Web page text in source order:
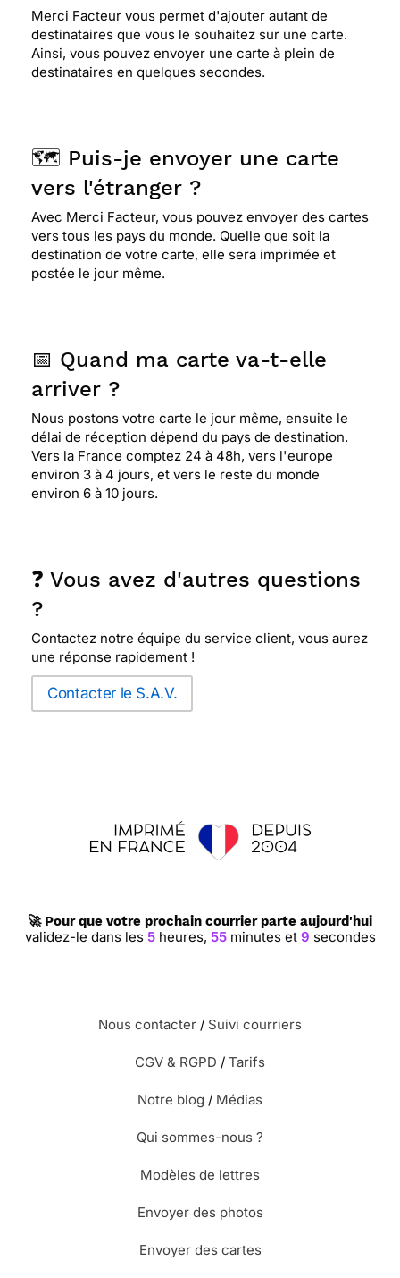
Merci Facteur vous permet d'ajouter autant de
destinataires que vous le souhaitez sur une carte.
Ainsi, vous pouvez envoyer une carte à plein de
destinataires en quelques secondes.
🗺️ Puis-je envoyer une carte
vers l'étranger ?
Avec Merci Facteur, vous pouvez envoyer des cartes
vers tous les pays du monde. Quelle que soit la
destination de votre carte, elle sera imprimée et
postée le jour même.
📅 Quand ma carte va-t-elle
arriver ?
Nous postons votre carte le jour même, ensuite le
délai de réception dépend du pays de destination.
Vers la France comptez 24 à 48h, vers l'europe
environ 3 à 4 jours, et vers le reste du monde
environ 6 à 10 jours.
❓ Vous avez d'autres questions
?
Contactez notre équipe du service client, vous aurez
une réponse rapidement !
Contacter le S.A.V.
🚀 Pour que votre prochain courrier parte aujourd'hui
validez-le dans les 5heures, 55minutes et 8 secondes
Nous contacter / Suivi courriers
CGV & RGPD / Tarifs
Notre blog / Médias
Qui sommes-nous ?
Modèles de lettres
Envoyer des photos
Envoyer des cartes